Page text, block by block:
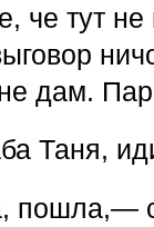
че тут
дам.
Таня,
пошла,—